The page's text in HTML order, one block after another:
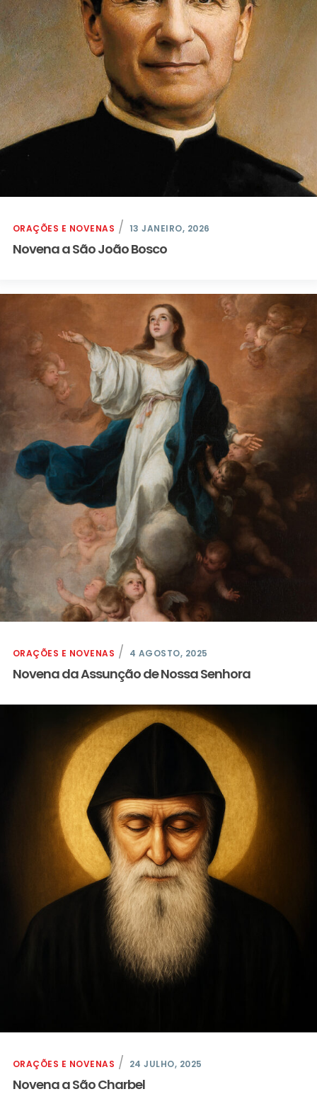
ORAÇÕES E NOVENAS 13 JANEIRO, 2026
Novena a São João Bosco
ORAÇÕES E NOVENAS 4 AGOSTO, 2025
Novena da Assunção de Nossa Senhora
ORAÇÕES E NOVENAS 24 JULHO, 2025
Novena a São Charbel